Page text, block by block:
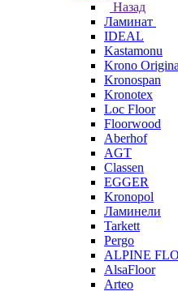
Назад
Ламинат
IDEAL
Kastamonu
Krono
Kronospan
Kronotex
Loc Floor
Floorwood
Aberhof
AGT
Classen
EGGER
Kronopol
Ламинели
Tarkett
Pergo
ALPINE
AlsaFloor
Arteo